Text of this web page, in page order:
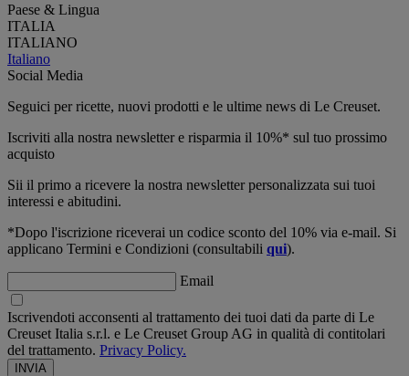
Paese & Lingua
ITALIA
ITALIANO
Italiano
Social Media
Seguici per ricette, nuovi prodotti e le ultime news di Le Creuset.
Iscriviti alla nostra newsletter e risparmia il 10%* sul tuo prossimo
acquisto
Sii il primo a ricevere la nostra newsletter personalizzata sui tuoi
interessi e abitudini.
*Dopo l'iscrizione riceverai un codice sconto del 10% via e-mail. Si
applicano Termini e Condizioni (consultabili qui).
Email
Iscrivendoti acconsenti al trattamento dei tuoi dati da parte di Le
Creuset Italia s.r.l. e Le Creuset Group AG in qualità di contitolari
del trattamento. Privacy Policy.